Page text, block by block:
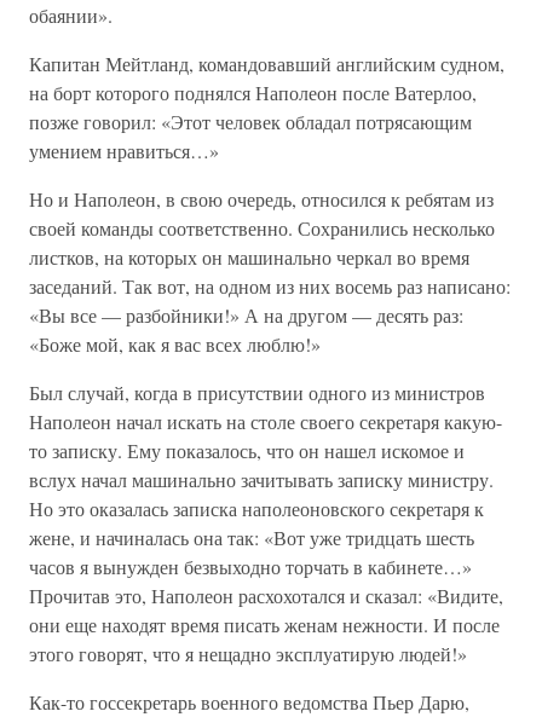
обаянии».
Капитан Мейтланд, командовавший английским судном,
на борт которого поднялся Наполеон после Ватерлоо,
позже говорил: «Этот человек обладал потрясающим
умением нравиться…»
Но и Наполеон, в свою очередь, относился к ребятам из
своей команды соответственно. Сохранились несколько
листков, на которых он машинально черкал во время
заседаний. Так вот, на одном из них восемь раз написано:
«Вы все — разбойники!» А на другом — десять раз:
«Боже мой, как я вас всех люблю!»
Был случай, когда в присутствии одного из министров
Наполеон начал искать на столе своего секретаря какую-
то записку. Ему показалось, что он нашел искомое и
вслух начал машинально зачитывать записку министру.
Но это оказалась записка наполеоновского секретаря к
жене, и начиналась она так: «Вот уже тридцать шесть
часов я вынужден безвыходно торчать в кабинете…»
Прочитав это, Наполеон расхохотался и сказал: «Видите,
они еще находят время писать женам нежности. И после
этого говорят, что я нещадно эксплуатирую людей!»
Как-то госсекретарь военного ведомства Пьер Дарю,